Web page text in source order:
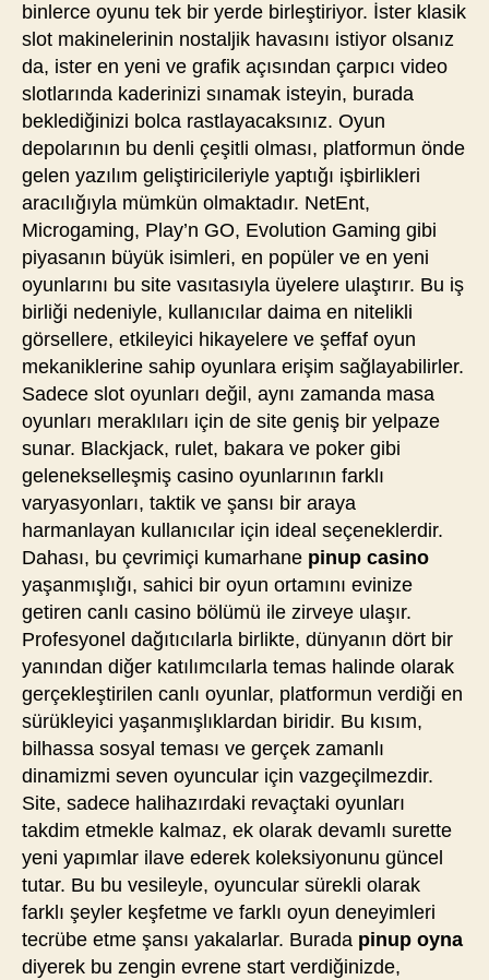
binlerce oyunu tek bir yerde birleştiriyor. İster klasik
slot makinelerinin nostaljik havasını istiyor olsanız
da, ister en yeni ve grafik açısından çarpıcı video
slotlarında kaderinizi sınamak isteyin, burada
beklediğinizi bolca rastlayacaksınız. Oyun
depolarının bu denli çeşitli olması, platformun önde
gelen yazılım geliştiricileriyle yaptığı işbirlikleri
aracılığıyla mümkün olmaktadır. NetEnt,
Microgaming, Play’n GO, Evolution Gaming gibi
piyasanın büyük isimleri, en popüler ve en yeni
oyunlarını bu site vasıtasıyla üyelere ulaştırır. Bu iş
birliği nedeniyle, kullanıcılar daima en nitelikli
görsellere, etkileyici hikayelere ve şeffaf oyun
mekaniklerine sahip oyunlara erişim sağlayabilirler.
Sadece slot oyunları değil, aynı zamanda masa
oyunları meraklıları için de site geniş bir yelpaze
sunar. Blackjack, rulet, bakara ve poker gibi
gelenekselleşmiş casino oyunlarının farklı
varyasyonları, taktik ve şansı bir araya
harmanlayan kullanıcılar için ideal seçeneklerdir.
Dahası, bu çevrimiçi kumarhane pinup casino
yaşanmışlığı, sahici bir oyun ortamını evinize
getiren canlı casino bölümü ile zirveye ulaşır.
Profesyonel dağıtıcılarla birlikte, dünyanın dört bir
yanından diğer katılımcılarla temas halinde olarak
gerçekleştirilen canlı oyunlar, platformun verdiği en
sürükleyici yaşanmışlıklardan biridir. Bu kısım,
bilhassa sosyal teması ve gerçek zamanlı
dinamizmi seven oyuncular için vazgeçilmezdir.
Site, sadece halihazırdaki revaçtaki oyunları
takdim etmekle kalmaz, ek olarak devamlı surette
yeni yapımlar ilave ederek koleksiyonunu güncel
tutar. Bu bu vesileyle, oyuncular sürekli olarak
farklı şeyler keşfetme ve farklı oyun deneyimleri
tecrübe etme şansı yakalarlar. Burada pinup oyna
diyerek bu zengin evrene start verdiğinizde,